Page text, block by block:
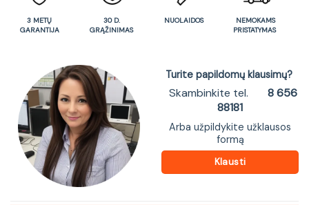
3 METŲ
GARANTIJA
30 D.
GRĄŽINIMAS
NUOLAIDOS
NEMOKAMS
PRISTATYMAS
Turite papildomų klausimų?
Skambinkite tel.
8 656
88181
Arba užpildykite užklausos
formą
Klausti